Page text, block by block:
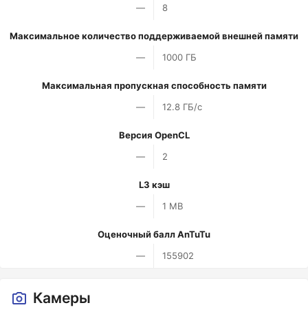
—
8
Максимальное количество поддерживаемой внешней памяти
—
1000 ГБ
Максимальная пропускная способность памяти
—
12.8 ГБ/с
Версия OpenCL
—
2
L3 кэш
—
1 MB
Оценочный балл AnTuTu
—
155902
Камеры